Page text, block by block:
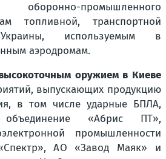
промышленного
топливной, транспортной
Украины, используемым в
аэродромам.
оружием в Киеве
выпускающих продукцию
в том числе ударные БПЛА,
«Абрис ПТ»,
промышленности
АО «Завод Маяк» и